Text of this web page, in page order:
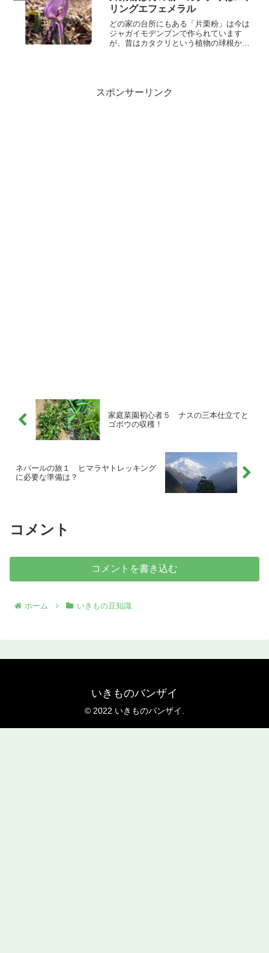
リングエフェメラル
どの家の台所にもある「片栗粉」は今は
ジャガイモデンプンで作られています
が、昔はカタクリという植物の球根から
スポンサーリンク
家庭菜園初心者５ ナスの三本仕立てと
ゴボウの収穫！
ネパールの旅１ ヒマラヤトレッキング
に必要な準備は？
コメント
コメントを書き込む
ホーム いきもの豆知識
いきものバンザイ
© 2022 いきものバンザイ.